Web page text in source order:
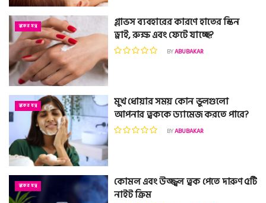
ত্বকের যত্ন
গ্লাভস ব্যবহারের কারণে হাতের স্কিন
ড্রাই, রুক্ষ এবং ফেটে যাচ্ছে?
BYABUBAKAR
ত্বকের যত্ন
মুখ ধোয়ার সময় কোন ভুলগুলো
আপনার ত্বককে ড্যামেজ করতে পারে?
BYABUBAKAR
ত্বকের যত্ন
কোমল এবং উজ্জ্বল ত্বক পেতে দারুণ ৫টি
নাইট ক্রিম